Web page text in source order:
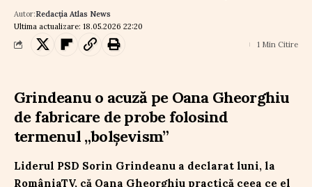
Ultima actualizare: 18.05.2026 22:20
Autor:Redacția Atlas News
1 Min Citire
Grindeanu o acuză pe Oana Gheorghiu
de fabricare de probe folosind
termenul „bolșevism”
Liderul PSD Sorin Grindeanu a declarat luni, la
RomâniaTV, că Oana Gheorghiu practică ceea ce el